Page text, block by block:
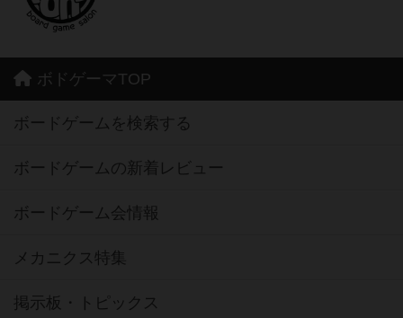
ボドゲーマTOP
ボードゲームを検索する
ボードゲームの新着レビュー
ボードゲーム会情報
メカニクス特集
掲示板・トピックス